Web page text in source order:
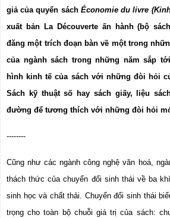
giả của quyển sách Économie du livre
xuất bản La Découverte ấn hành (bộ
đăng một trích đoạn bàn về một trong
của ngành sách trong những năm sắp
hình kinh tế của sách với những đòi hỏi
Sách kỹ thuật số hay sách giấy, liệu
đường để tương thích với những đòi hỏi
--------
Cũng như các ngành công nghệ văn hoá,
thách thức của chuyển đổi sinh thái về ba
sinh học và chất thải. Chuyển đổi sinh thái
trọng cho toàn bộ chuỗi giá trị của sách: